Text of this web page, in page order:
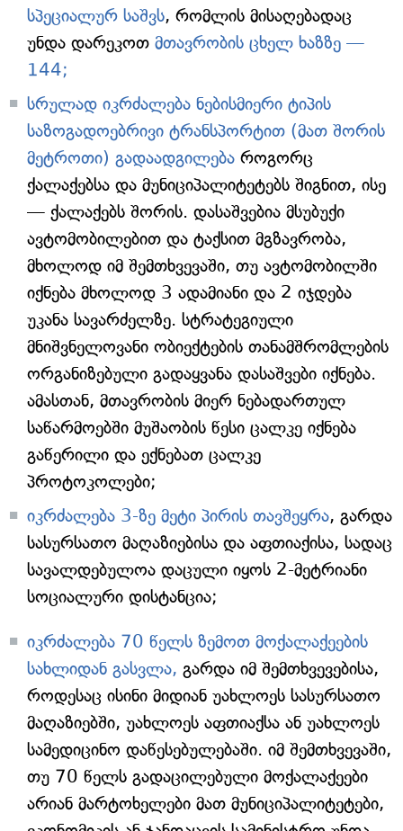
სპეციალურ საშვს, რომლის მისაღებადაც
უნდა დარეკოთ მთავრობის ცხელ ხაზზე —
144;
სრულად იკრძალება ნებისმიერი ტიპის
საზოგადოებრივი ტრანსპორტით (მათ შორის
მეტროთი) გადაადგილება როგორც
ქალაქებსა და მუნიციპალიტეტებს შიგნით, ისე
— ქალაქებს შორის. დასაშვებია მსუბუქი
ავტომობილებით და ტაქსით მგზავრობა,
მხოლოდ იმ შემთხვევაში, თუ ავტომობილში
იქნება მხოლოდ 3 ადამიანი და 2 იჯდება
უკანა სავარძელზე. სტრატეგიული
მნიშვნელოვანი ობიექტების თანამშრომლების
ორგანიზებული გადაყვანა დასაშვები იქნება.
ამასთან, მთავრობის მიერ ნებადართულ
საწარმოებში მუშაობის წესი ცალკე იქნება
გაწერილი და ექნებათ ცალკე
პროტოკოლები;
იკრძალება 3-ზე მეტი პირის თავშეყრა, გარდა
სასურსათო მაღაზიებისა და აფთიაქისა, სადაც
სავალდებულოა დაცული იყოს 2-მეტრიანი
სოციალური დისტანცია;
იკრძალება 70 წელს ზემოთ მოქალაქეების
სახლიდან გასვლა, გარდა იმ შემთხვევებისა,
როდესაც ისინი მიდიან უახლოეს სასურსათო
მაღაზიებში, უახლოეს აფთიაქსა ან უახლოეს
სამედიცინო დაწესებულებაში. იმ შემთხვევაში,
თუ 70 წელს გადაცილებული მოქალაქეები
არიან მარტოხელები მათ მუნიციპალიტეტები,